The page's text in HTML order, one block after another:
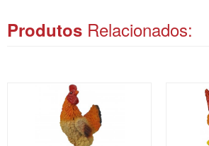
Produtos Relacionados: